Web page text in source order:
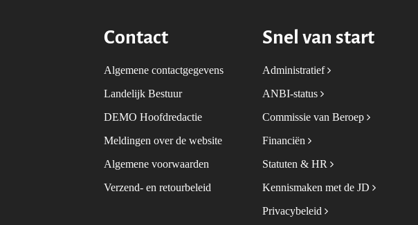
Contact
Algemene contactgegevens
Landelijk Bestuur
DEMO Hoofdredactie
Meldingen over de website
Algemene voorwaarden
Verzend- en retourbeleid
Snel van start
Administratief
ANBI-status
Commissie van Beroep
Financiën
Statuten & HR
Kennismaken met de JD
Privacybeleid